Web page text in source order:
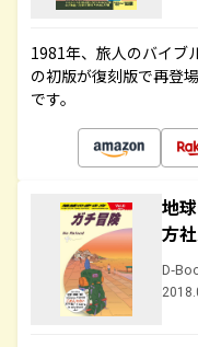
1981年、旅人のバイブ
の初版が復刻版で再登
です。
地
方
D-